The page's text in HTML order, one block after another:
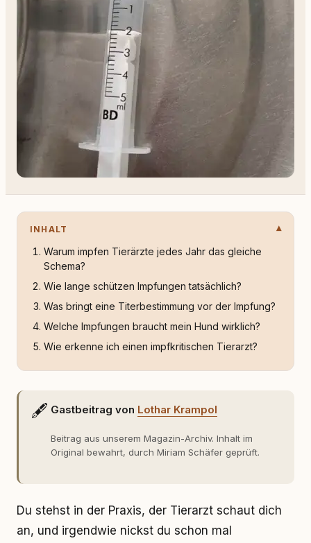
INHALT
Warum impfen Tierärzte jedes Jahr das gleiche
Schema?
Wie lange schützen Impfungen tatsächlich?
Was bringt eine Titerbestimmung vor der Impfung?
Welche Impfungen braucht mein Hund wirklich?
Wie erkenne ich einen impfkritischen Tierarzt?
🖋️ Gastbeitrag von Lothar Krampol
Beitrag aus unserem Magazin-Archiv. Inhalt im
Original bewahrt, durch Miriam Schäfer geprüft.
Du stehst in der Praxis, der Tierarzt schaut dich
an, und irgendwie nickst du schon mal